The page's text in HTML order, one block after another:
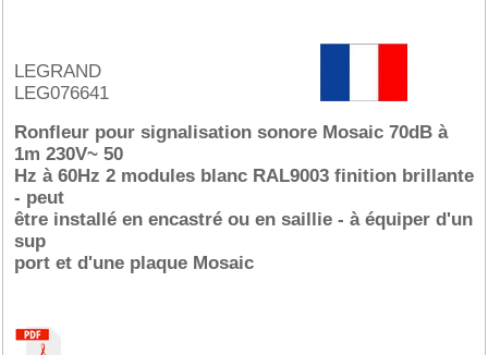
LEGRAND
LEG076641
Ronfleur pour signalisation sonore Mosaic 70dB à
1m 230V~ 50
Hz à 60Hz 2 modules blanc RAL9003 finition brillante
- peut
être installé en encastré ou en saillie - à équiper d'un
sup
port et d'une plaque Mosaic